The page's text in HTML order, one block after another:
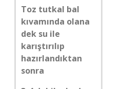
Toz tutkal bal
kıvamında olana
dek su ile
karıştırılıp
hazırlandıktan
sonra